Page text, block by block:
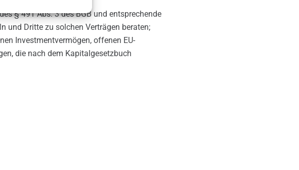
§ 491 Abs. 3 des BGB und entsprechende
und Dritte zu solchen Verträgen beraten;
Investmentvermögen, offenen EU-
die nach dem Kapitalgesetzbuch